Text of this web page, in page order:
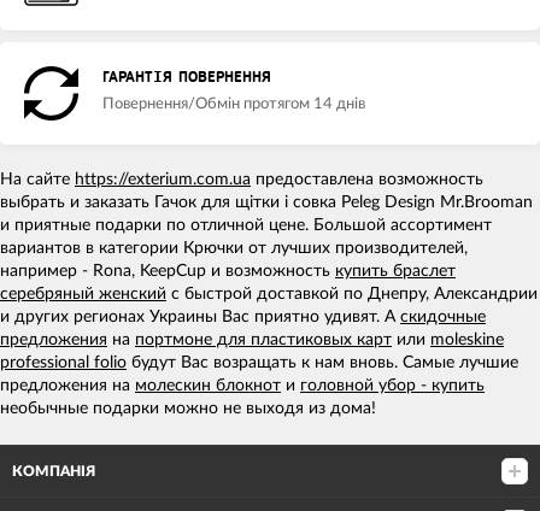
ГАРАНТІЯ ПОВЕРНЕННЯ
Повернення/Обмін протягом 14 днів
На сайте https://exterium.com.ua предоставлена возможность
выбрать и заказать Гачок для щітки і совка Peleg Design Mr.Brooman
и приятные подарки по отличной цене. Большой ассортимент
вариантов в категории Крючки от лучших производителей,
например - Rona, KeepCup и возможность купить браслет
серебряный женский с быстрой доставкой по Днепру, Александрии
и других регионах Украины Вас приятно удивят. А скидочные
предложения на портмоне для пластиковых карт или moleskine
professional folio будут Вас возращать к нам вновь. Самые лучшие
предложения на молескин блокнот и головной убор - купить
необычные подарки можно не выходя из дома!
КОМПАНІЯ